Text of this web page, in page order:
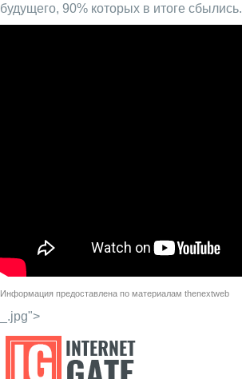
будущего, 90% которых в итоге сбылись.
Информация предоставлена по материалам thenextweb
_.jpg">